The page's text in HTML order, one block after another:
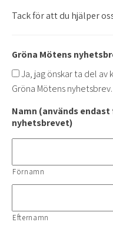
Tack för att du hjälper
Gröna Mötens
Ja, jag önskar ta del
Gröna Mötens nyhetsbrev.
Namn (används
nyhetsbrevet)
Förnamn
Efternamn